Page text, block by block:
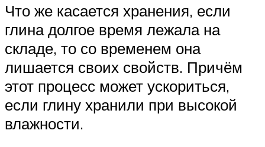
Что же касается хранения, если
глина долгое время лежала на
складе, то со временем она
лишается своих свойств. Причём
этот процесс может ускориться,
если глину хранили при высокой
влажности.